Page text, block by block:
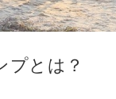
プとは？